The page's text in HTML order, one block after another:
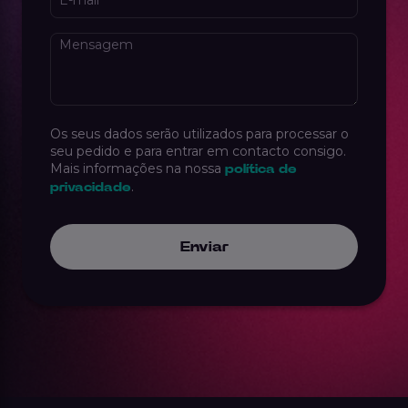
Mensagem
Os seus dados serão utilizados para processar o
seu pedido e para entrar em contacto consigo.
Mais informações na nossa política de
privacidade.